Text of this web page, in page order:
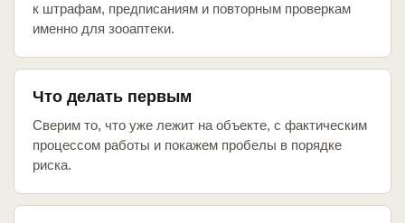
к штрафам, предписаниям и повторным проверкам
именно для зооаптеки.
Что делать первым
Сверим то, что уже лежит на объекте, с фактическим
процессом работы и покажем пробелы в порядке
риска.